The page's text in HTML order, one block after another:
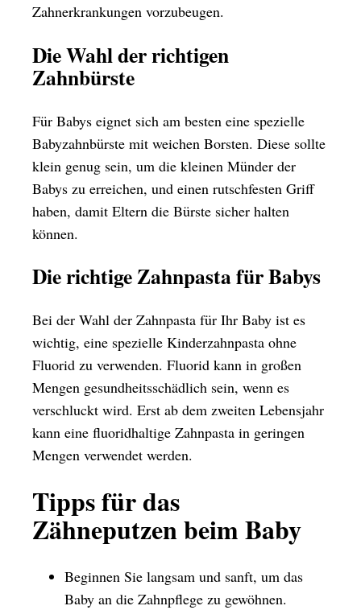
Zahnerkrankungen vorzubeugen.
Die Wahl der richtigen
Zahnbürste
Für Babys eignet sich am besten eine spezielle
Babyzahnbürste mit weichen Borsten. Diese sollte
klein genug sein, um die kleinen Münder der
Babys zu erreichen, und einen rutschfesten Griff
haben, damit Eltern die Bürste sicher halten
können.
Die richtige Zahnpasta für Babys
Bei der Wahl der Zahnpasta für Ihr Baby ist es
wichtig, eine spezielle Kinderzahnpasta ohne
Fluorid zu verwenden. Fluorid kann in großen
Mengen gesundheitsschädlich sein, wenn es
verschluckt wird. Erst ab dem zweiten Lebensjahr
kann eine fluoridhaltige Zahnpasta in geringen
Mengen verwendet werden.
Tipps für das
Zähneputzen beim Baby
Beginnen Sie langsam und sanft, um das
Baby an die Zahnpflege zu gewöhnen.